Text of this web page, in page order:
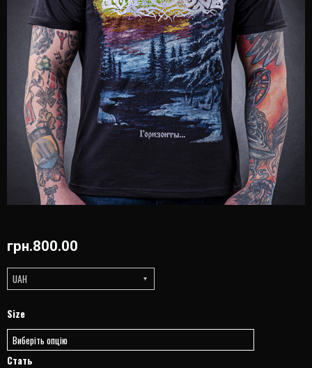
грн.800.00
UAH
Size
Стать
ФУТБОЛКА
ТЕМНОЗОРЬ
"ГОРИЗОНТИ"
quantity